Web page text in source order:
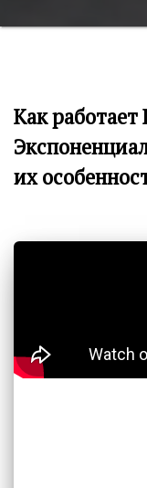
Как работает
их